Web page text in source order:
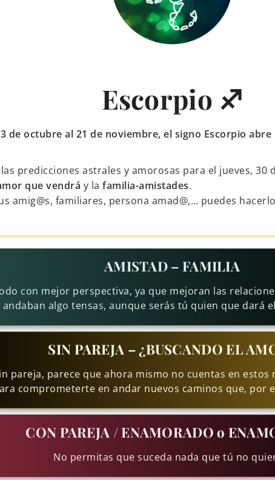
Escorpio ♐
de octubre al 21 de noviembre, el signo Escorpio
predicciones astrales y amorosas para el jueves, 30
que vendrá y la familia-amistades.
amig@s, familiares, persona amad@,… puedes
AMISTAD – FAMILIA
con mejor perspectiva, ya que mejoran las
andaban algo tensas, aunque serás tú quien que dará
SIN PAREJA – ¿BUSCANDO EL
pareja, parece que ahora mismo no cuentas en
comprometerte en andar nuevos caminos que, por
CON PAREJA / ENAMORADO o
No permitas que suceda nada que tú no